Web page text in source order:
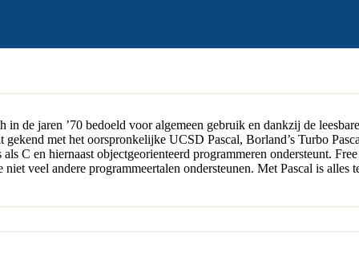
de jaren ’70 bedoeld voor algemeen gebruik en dankzij de
met het oorspronkelijke UCSD Pascal, Borland’s Turbo
C en hiernaast objectgeorienteerd programmeren ondersteunt.
veel andere programmeertalen ondersteunen. Met Pascal is